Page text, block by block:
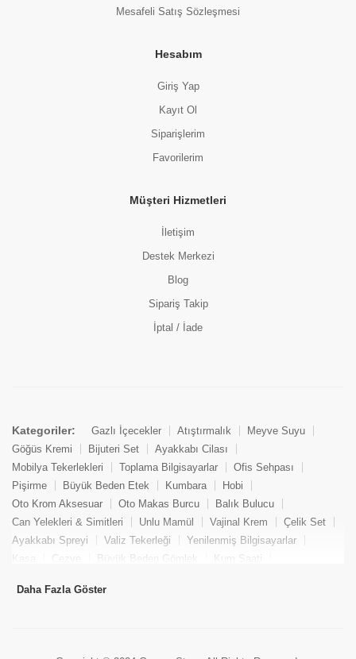
Mesafeli Satış Sözleşmesi
Hesabım
Giriş Yap
Kayıt Ol
Siparişlerim
Favorilerim
Müşteri Hizmetleri
İletişim
Destek Merkezi
Blog
Sipariş Takip
İptal / İade
Kategoriler: Gazlı İçecekler Atıştırmalık
Meyve Suyu
Göğüs Kremi
Bijuteri Set
Ayakkabı Cilası
Mobilya Tekerlekleri
Toplama Bilgisayarlar
Ofis Sehpası
Pişirme
Büyük Beden Etek Kumbara
Hobi
Oto Krom Aksesuar
Oto Makas Burcu
Balık Bulucu
Can Yelekleri & Simitleri
Unlu Mamül Vajinal Krem
Çelik Set
Ayakkabı Spreyi
Valiz Tekerleği
Yenilenmiş Bilgisayarlar
Kasa
Cezve Büyük Beden Gömlek
Kum Saati
Tekne Bağlama & Demirleme
Daha Fazla Göster